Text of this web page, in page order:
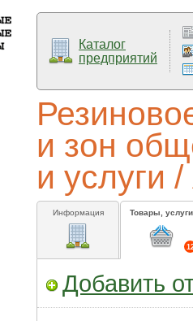
Каталог
предприятий
и зон
и
Информация Товары, услуги
Добавить